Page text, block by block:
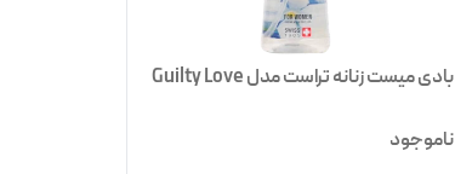
بادی میست زنانه تراست مدل Guilty Love
ناموجود